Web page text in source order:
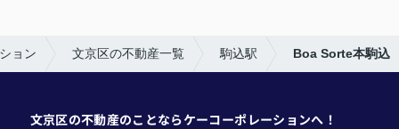
ョン 文京区の不動産一覧 駒込駅 Boa Sorte本駒込
文京区の不動産のことならケーコーポレーションへ！